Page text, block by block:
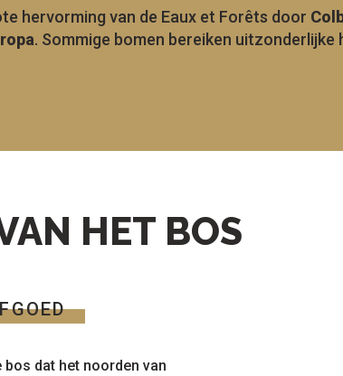
hervorming van de Eaux et Forêts door
. Sommige bomen bereiken uitzonderlijke
HET BOS
dat het noorden van